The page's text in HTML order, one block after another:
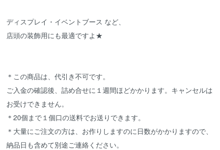
ディスプレイ・イベントブース など、
店頭の装飾用にも最適ですよ★
＊この商品は、代引き不可です。
ご入金の確認後、詰め合せに１週間ほどかかります。キャンセルは
お受けできません。
＊20個まで１個口の送料でお送りできます。
＊大量にご注文の方は、お作りしますのに日数がかかりますので、
納品日も含めて別途ご連絡ください。